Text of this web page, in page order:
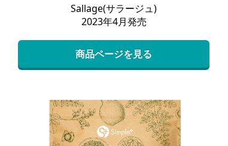
Sallage(サラージュ)
2023年4月発売
商品ページを見る